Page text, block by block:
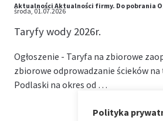
Aktualności Aktualności firmy. Do pobrania
środa, 01.07.2026
Taryfy wody 2026r.
Ogłoszenie - Taryfa na zbiorowe
zbiorowe odprowadzanie ścieków
Podlaski na okres od …
Polityka